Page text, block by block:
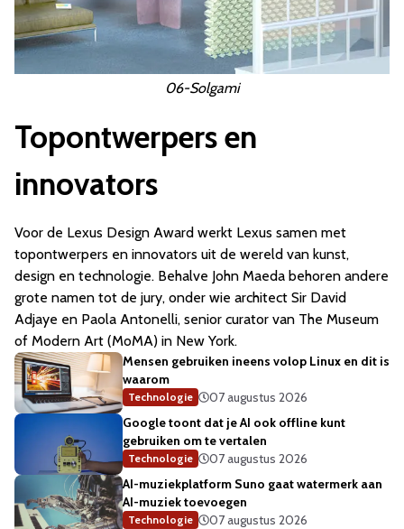
06-Solgami
Topontwerpers en
innovators
Voor de Lexus Design Award werkt Lexus samen met
topontwerpers en innovators uit de wereld van kunst,
design en technologie. Behalve John Maeda behoren andere
grote namen tot de jury, onder wie architect Sir David
Adjaye en Paola Antonelli, senior curator van The Museum
of Modern Art (MoMA) in New York.
Mensen gebruiken ineens volop Linux en dit is
waarom
Technologie
07 augustus 2026
Google toont dat je AI ook offline kunt
gebruiken om te vertalen
Technologie
07 augustus 2026
AI-muziekplatform Suno gaat watermerk aan
AI-muziek toevoegen
Technologie
07 augustus 2026